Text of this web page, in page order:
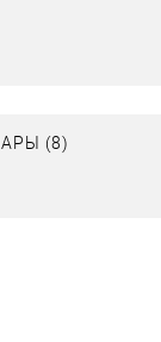
(8)